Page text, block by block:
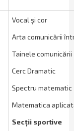
Vocal și cor
Arta comunicării
Tainele comunicării
Cerc Dramatic
Spectru matematic
Matematica
Secții sportive